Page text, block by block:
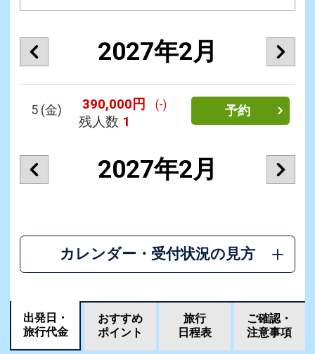
2027年2月
5 (金) 390,000円 (-)
残人数 1
予約
2027年2月
カレンダー・受付状況の見方
出発日・
旅行代金
おすすめ
ポイント
旅行
日程表
ご確認・
注意事項